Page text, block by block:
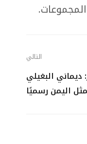
التالي
ديماني البغيلي
اليمن رسميًا